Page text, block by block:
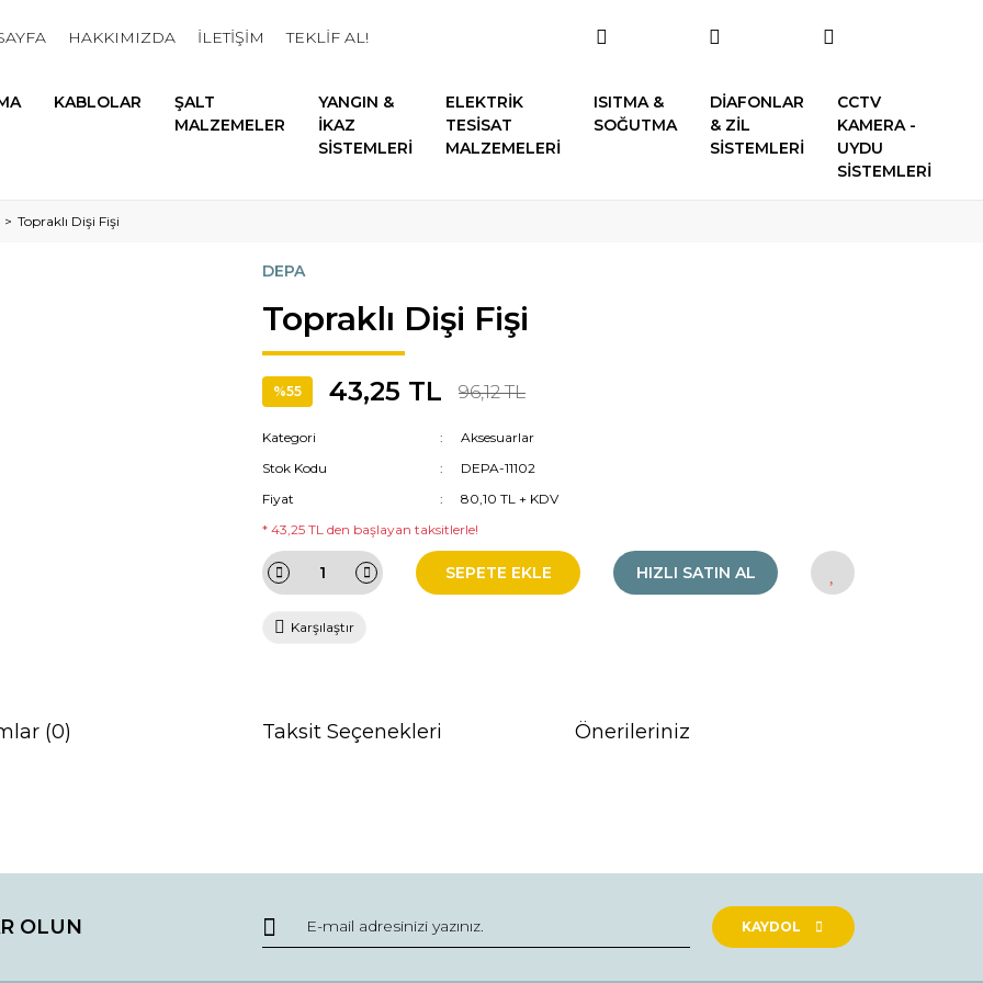
HAKKIMIZDA İLETİŞİM TEKLİF AL!
KABLOLAR
ŞALT
MALZEMELER
YANGIN &
İKAZ
SİSTEMLERİ
ELEKTRİK
TESİSAT
MALZEMELERİ
ISITMA &
SOĞUTMA
DİAFONLAR
& ZİL
SİSTEMLERİ
CCTV
KAMERA -
UYDU
SİSTEMLERİ
Topraklı Dişi Fişi
DEPA
Topraklı Dişi Fişi
%55 43,25 TL 96,12 TL
Kategori
Aksesuarlar
Stok Kodu
DEPA-11102
Fiyat
80,10 TL + KDV
* 43,25 TL den başlayan taksitlerle!
SEPETE EKLE HIZLI SATIN AL
Karşılaştır
(0) Taksit Seçenekleri Önerileriniz
Yorum Yaz
OLUN KAYDOL